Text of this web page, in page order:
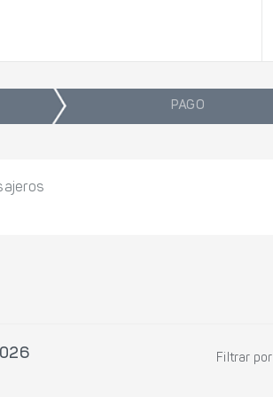
PAGO
Filtrar por